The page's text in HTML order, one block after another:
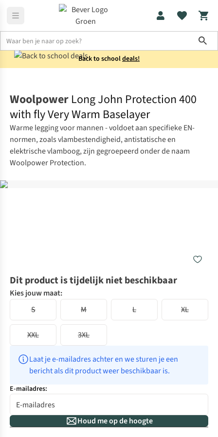
Back to schooldeals!
Woolpower Long John Protection 400
with fly Very Warm Baselayer
Warme legging voor mannen - voldoet aan specifieke EN-
normen, zoals vlambestendigheid, antistatische en
elektrische vlamboog, zijn gegroepeerd onder de naam
Woolpower Protection.
Dit product is tijdelijk niet beschikbaar
Kies jouw maat:
S
M L XL
XXL 3XL
Laat je e-mailadres achter en we sturen je een
bericht als dit product weer beschikbaar is.
E-mailadres:
Houd me op de hoogte